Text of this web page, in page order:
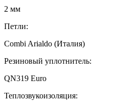
2 мм
Петли:
Combi Arialdo (Италия)
Резиновый уплотнитель:
QN319 Euro
Теплозвукоизоляция: